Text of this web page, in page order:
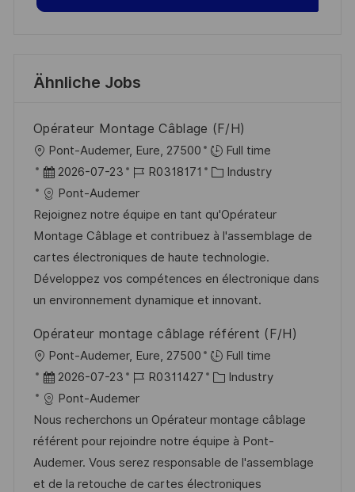
Ähnliche Jobs
Opérateur Montage Câblage (F/H)
O
r
t
Pont-Audemer, Eure, 27500
Full time
D
a
t
u
m
d
e
V
e
r
ö
f
f
e
2026-07-23
J
o
b
-
I
D
R0318171
K
t
e
g
o
r
e
Industry
Pont-Audemer
Rejoignez notre équipe en tant qu'Opérateur
Montage Câblage et contribuez à l'assemblage de
cartes électroniques de haute technologie.
Développez vos compétences en électronique dans
un environnement dynamique et innovant.
Opérateur montage câblage référent (F/H)
O
r
t
Pont-Audemer, Eure, 27500
Full time
D
a
t
u
m
d
2026-07-23
J
o
b
-
I
D
R0311427
K
t
e
g
o
Industry
Pont-Audemer
Nous recherchons un Opérateur montage câblage
référent pour rejoindre notre équipe à Pont-
Audemer. Vous serez responsable de l'assemblage
et de la retouche de cartes électroniques